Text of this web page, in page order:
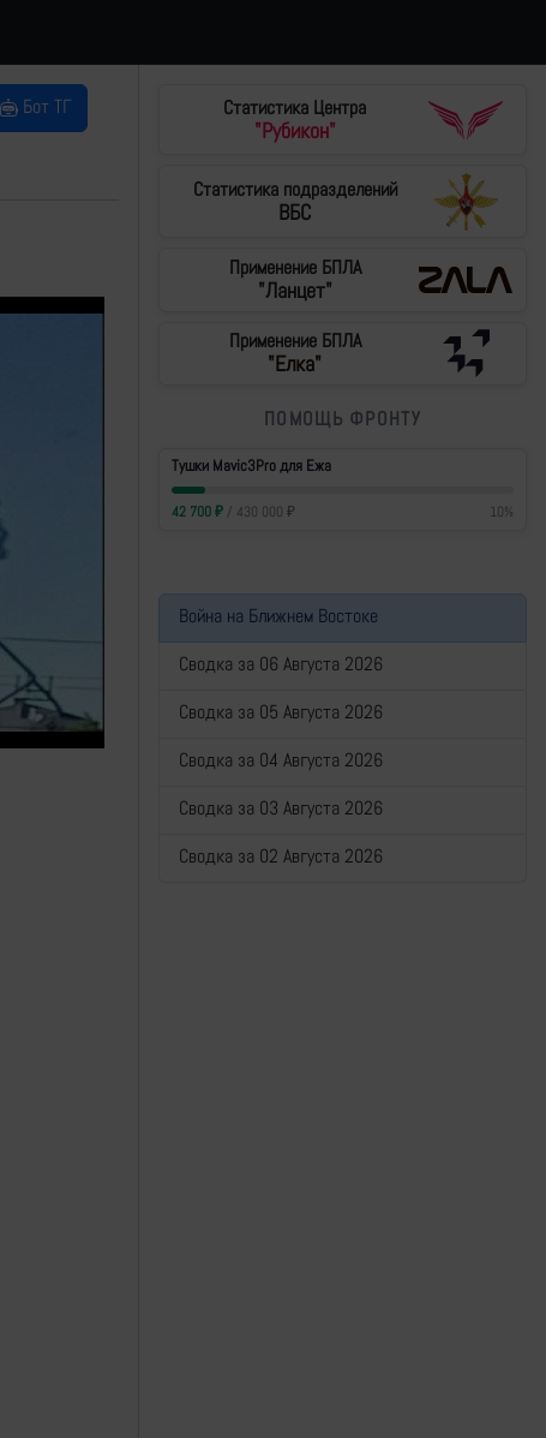
Бот ТГ
Статистика Центра
"Рубикон"
Статистика подразделений
ВБС
Применение БПЛА
"Ланцет"
Применение БПЛА
"Елка"
ПОМОЩЬ ФРОНТУ
Тушки Mavic3Pro для Ежа
42 700₽/ 430 000 ₽ 10%
Война на Ближнем Востоке
Сводка за 06 Августа 2026
Сводка за 05 Августа 2026
Сводка за 04 Августа 2026
Сводка за 03 Августа 2026
Сводка за 02 Августа 2026